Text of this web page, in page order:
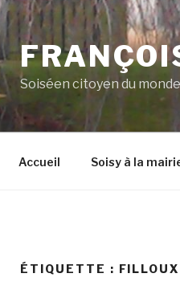
Soiséen citoyen du monde
Accueil Soisy à la
ÉTIQUETTE : FILLOUX